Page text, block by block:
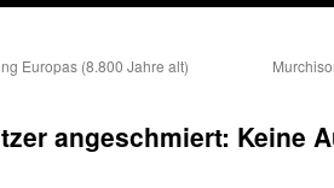
Europas (8.800 Jahre alt)
angeschmiert: Keine